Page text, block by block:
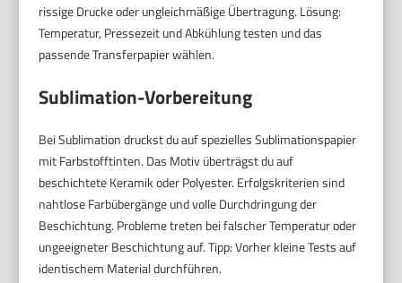
rissige Drucke oder ungleichmäßige Übertragung. Lösung:
Temperatur, Pressezeit und Abkühlung testen und das
passende Transferpapier wählen.
Sublimation-Vorbereitung
Bei Sublimation druckst du auf spezielles Sublimationspapier
mit Farbstofftinten. Das Motiv überträgst du auf
beschichtete Keramik oder Polyester. Erfolgskriterien sind
nahtlose Farbübergänge und volle Durchdringung der
Beschichtung. Probleme treten bei falscher Temperatur oder
ungeeigneter Beschichtung auf. Tipp: Vorher kleine Tests auf
identischem Material durchführen.